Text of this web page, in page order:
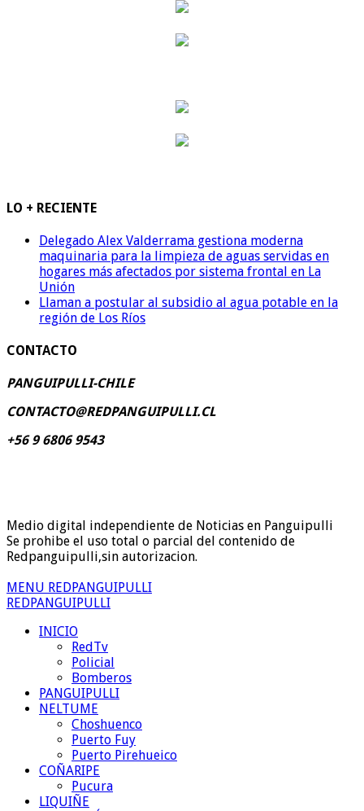
LO + RECIENTE
Delegado Alex Valderrama gestiona moderna
maquinaria para la limpieza de aguas servidas en
hogares más afectados por sistema frontal en La
Unión
Llaman a postular al subsidio al agua potable en la
región de Los Ríos
CONTACTO
PANGUIPULLI-CHILE
CONTACTO@REDPANGUIPULLI.CL
+56 9 6806 9543
Medio digital independiente de Noticias en Panguipulli
Se prohibe el uso total o parcial del contenido de
Redpanguipulli,sin autorizacion.
MENU REDPANGUIPULLI
REDPANGUIPULLI
INICIO
RedTv
Policial
Bomberos
PANGUIPULLI
NELTUME
Choshuenco
Puerto Fuy
Puerto Pirehueico
COÑARIPE
Pucura
LIQUIÑE